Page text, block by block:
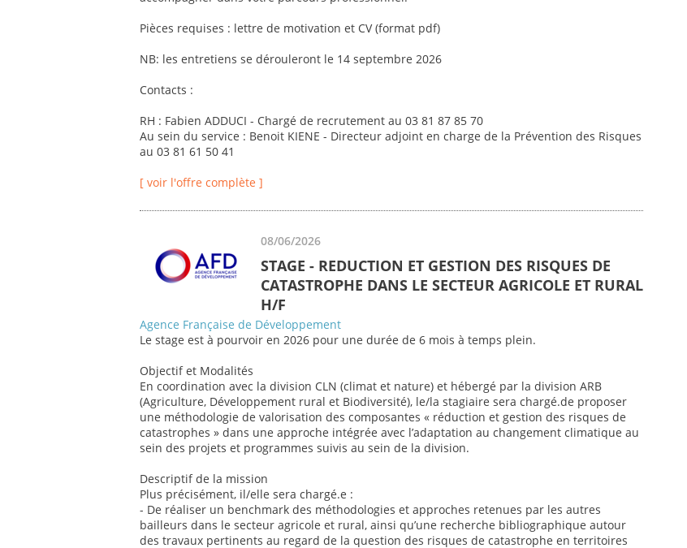
Pièces requises : lettre de motivation et CV (format pdf)
NB: les entretiens se dérouleront le 14 septembre 2026
Contacts :
RH : Fabien ADDUCI - Chargé de recrutement au 03 81 87 85 70
Au sein du service : Benoit KIENE - Directeur adjoint en charge de la Prévention des Risques
au 03 81 61 50 41
[ voir l'offre complète ]
08/06/2026
STAGE - REDUCTION ET GESTION DES RISQUES DE
CATASTROPHE DANS LE SECTEUR AGRICOLE ET RURAL
H/F
Agence Française de Développement
Le stage est à pourvoir en 2026 pour une durée de 6 mois à temps plein.
Objectif et Modalités
En coordination avec la division CLN (climat et nature) et hébergé par la division ARB
(Agriculture, Développement rural et Biodiversité), le/la stagiaire sera chargé.de proposer
une méthodologie de valorisation des composantes « réduction et gestion des risques de
catastrophes » dans une approche intégrée avec l’adaptation au changement climatique au
sein des projets et programmes suivis au sein de la division.
Descriptif de la mission
Plus précisément, il/elle sera chargé.e :
- De réaliser un benchmark des méthodologies et approches retenues par les autres
bailleurs dans le secteur agricole et rural, ainsi qu’une recherche bibliographique autour
des travaux pertinents au regard de la question des risques de catastrophe en territoires